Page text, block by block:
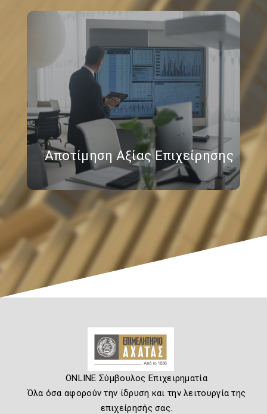
Αποτίμηση Αξίας Επιχείρησης
ONLINE Σύμβουλος Επιχειρηματία
Όλα όσα αφορούν την ίδρυση και την λειτουργία της
επιχείρησής σας.